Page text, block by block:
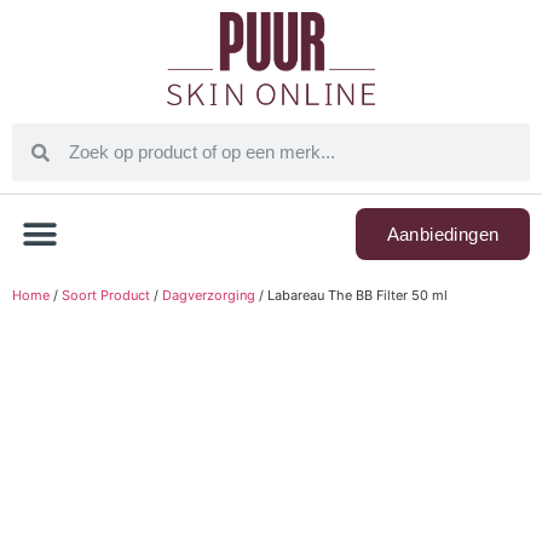
Aanbiedingen
Home / Soort Product / Dagverzorging / Labareau The BB Filter 50 ml